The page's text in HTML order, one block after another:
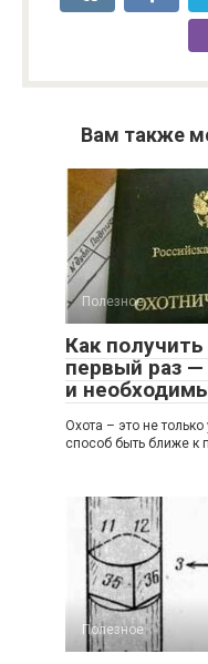
Вам также
Полезное
Как
первый раз
и
Охота – это не
способ быть ближе к
Полезное